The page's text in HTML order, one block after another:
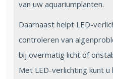
van uw aquariumplanten.
Daarnaast helpt LED-
controleren van
bij overmatig licht of
Met LED-verlichting kunt